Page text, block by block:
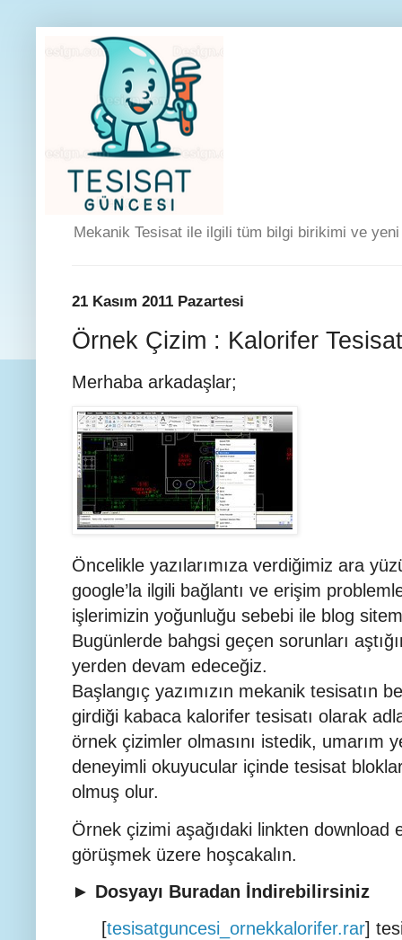
Mekanik Tesisat ile ilgili tüm bilgi birikimi ve
21 Kasım 2011 Pazartesi
Örnek Çizim : Kalorifer
Merhaba arkadaşlar;
Öncelikle yazılarımıza verdiğimiz ara
google’la ilgili bağlantı ve erişim
işlerimizin yoğunluğu sebebi ile blog
Bugünlerde bahgsi geçen sorunları
yerden devam edeceğiz.
Başlangıç yazımızın mekanik tesisatın
girdiği kabaca kalorifer tesisatı olarak
örnek çizimler olmasını istedik, umarım
deneyimli okuyucular içinde tesisat
olmuş olur.
Örnek çizimi aşağıdaki linkten download
görüşmek üzere hoşcakalın.
► Dosyayı Buradan İndirebilirsiniz
[tesisatguncesi_ornekkalorifer.rar]